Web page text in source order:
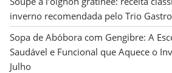
inverno recomendada pelo Trio
Sopa de Abóbora com Gengibre: A
Saudável e Funcional que Aquece o
Julho